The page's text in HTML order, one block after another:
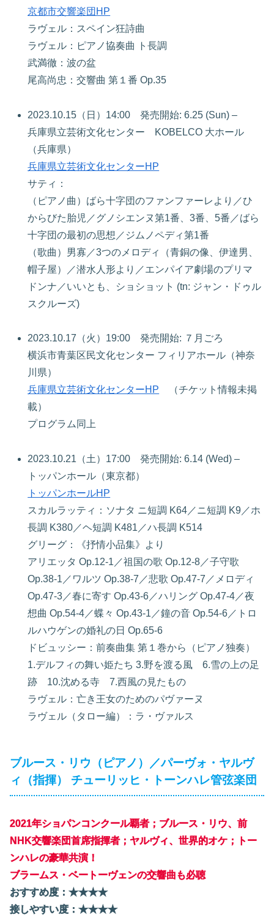
京都市交響楽団HP
ラヴェル：スペイン狂詩曲
ラヴェル：ピアノ協奏曲 ト長調
武満徹：波の盆
尾高尚忠：交響曲 第１番 Op.35
2023.10.15（日）14:00 発売開始: 6.25 (Sun) –
兵庫県立芸術文化センター KOBELCO 大ホール
（兵庫県）
兵庫県立芸術文化センターHP
サティ：
（ピアノ曲）ばら十字団のファンファーレより／ひ
からびた胎児／グノシエンヌ第1番、3番、5番／ばら
十字団の最初の思想／ジムノペディ第1番
（歌曲）男寡／3つのメロディ（青銅の像、伊達男、
帽子屋）／潜水人形より／エンパイア劇場のプリマ
ドンナ／いいとも、ショショット (tn: ジャン・ドゥル
スクルーズ)
2023.10.17（火）19:00 発売開始: ７月ごろ
横浜市青葉区民文化センター フィリアホール（神奈
川県）
兵庫県立芸術文化センターHP （チケット情報未掲
載）
プログラム同上
2023.10.21（土）17:00 発売開始: 6.14 (Wed) –
トッパンホール（東京都）
トッパンホールHP
スカルラッティ：ソナタ ニ短調 K64／ニ短調 K9／ホ
長調 K380／ヘ短調 K481／ハ長調 K514
グリーグ：《抒情小品集》より
アリエッタ Op.12-1／祖国の歌 Op.12-8／子守歌
Op.38-1／ワルツ Op.38-7／悲歌 Op.47-7／メロディ
Op.47-3／春に寄す Op.43-6／ハリング Op.47-4／夜
想曲 Op.54-4／蝶々 Op.43-1／鐘の音 Op.54-6／トロ
ルハウゲンの婚礼の日 Op.65-6
ドビュッシー：前奏曲集 第１巻から（ピアノ独奏）
1.デルフィの舞い姫たち 3.野を渡る風 6.雪の上の足
跡 10.沈める寺 7.西風の見たもの
ラヴェル：亡き王女のためのパヴァーヌ
ラヴェル（タロー編）：ラ・ヴァルス
ブルース・リウ（ピアノ）／パーヴォ・ヤルヴ
ィ（指揮） チューリッヒ・トーンハレ管弦楽団
2021年ショパンコンクール覇者；ブルース・リウ、前
NHK交響楽団首席指揮者；ヤルヴィ、世界的オケ；トー
ンハレの豪華共演！
ブラームス・ベートーヴェンの交響曲も必聴
おすすめ度：★★★★
接しやすい度：★★★★